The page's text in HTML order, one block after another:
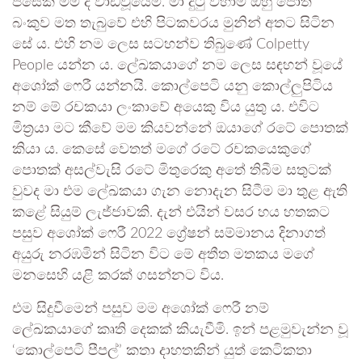
බංකුව මත තැබුවේ එහි පිටකවරය මුනින් අතට සිටින
සේ ය. එහි නම ලෙස සටහන්ව තිබුණේ Colpetty
People යන්න ය. ලේඛකයාගේ නම ලෙස සඳහන් වූයේ
අශෝක් ෆෙරී යන්නයි. කොල්පෙටි යනු කොල්ලුපිටිය
නම් මේ රචකයා ලංකාවේ අයෙකු විය යුතු ය. එවිට
මිත්‍රයා මට කීවේ මම කියවන්නේ ඔයාගේ රටේ පොතක්
කියා ය. කෙසේ වෙතත් මගේ රටේ රචකයෙකුගේ
පොතක් අසල්වැසි රටේ මිතුරෙකු අතේ තිබීම සතුටක්
වුවද මා එම ලේඛකයා ගැන නොදැන සිටීම මා තුළ ඇති
කළේ සියුම් ලැජ්ජාවකි. දැන් එයින් වසර හය හතකට
පසුව අශෝක් ෆෙරී 2022 ග්‍රේෂන් සම්මානය දිනාගත්
අයුරු නරඹමින් සිටින විට මේ අතීත මතකය මගේ
මනසෙහි යළි කරක් ගසන්නට විය.
එම සිදුවීමෙන් පසුව මම අශෝක් ෆෙරී නම්
ලේඛකයාගේ කෘති දෙකක් කියැවීමි. ඉන් පළමුවැන්න වූ
‘කොල්පෙටි පීපල්’ කතා දාහතකින් යුත් කෙටිකතා